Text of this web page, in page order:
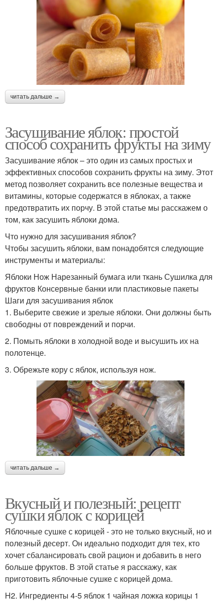
читать дальше →
Засушивание яблок: простой
способ сохранить фрукты на зиму
Засушивание яблок – это один из самых простых и
эффективных способов сохранить фрукты на зиму. Этот
метод позволяет сохранить все полезные вещества и
витамины, которые содержатся в яблоках, а также
предотвратить их порчу. В этой статье мы расскажем о
том, как засушить яблоки дома.
Что нужно для засушивания яблок?
Чтобы засушить яблоки, вам понадобятся следующие
инструменты и материалы:
Яблоки Нож Нарезанный бумага или ткань Сушилка для
фруктов Консервные банки или пластиковые пакеты
Шаги для засушивания яблок
1. Выберите свежие и зрелые яблоки. Они должны быть
свободны от повреждений и порчи.
2. Помыть яблоки в холодной воде и высушить их на
полотенце.
3. Обрежьте кору с яблок, используя нож.
читать дальше →
Вкусный и полезный: рецепт
сушки яблок с корицей
Яблочные сушке с корицей - это не только вкусный, но и
полезный десерт. Он идеально подходит для тех, кто
хочет сбалансировать свой рацион и добавить в него
больше фруктов. В этой статье я расскажу, как
приготовить яблочные сушке с корицей дома.
H2. Ингредиенты 4-5 яблок 1 чайная ложка корицы 1